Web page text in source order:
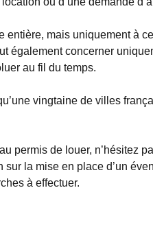
entière, mais uniquement à
également concerner
au fil du temps.
vingtaine de villes
permis de louer, n’hésitez
la mise en place d’un
à effectuer.